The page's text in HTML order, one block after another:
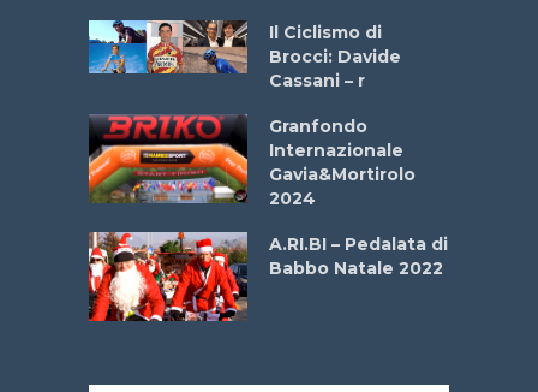
Il Ciclismo di
Brocci: Davide
Cassani – r
Granfondo
Internazionale
Gavia&Mortirolo
2024
A.RI.BI – Pedalata di
Babbo Natale 2022